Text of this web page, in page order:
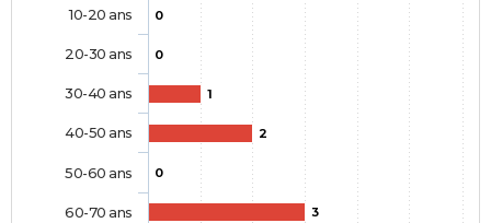
0
0
1
2
0
3
10-20 ans
20-30 ans
30-40 ans
40-50 ans
50-60 ans
60-70 ans